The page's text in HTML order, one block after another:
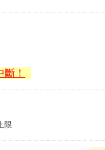
！
限